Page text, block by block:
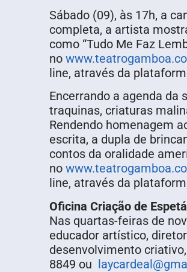
Sábado (09), às 17h, a
completa, a artista
como “Tudo Me Faz
no
line, através da
Encerrando a agenda da
traquinas, criaturas
Rendendo homenagem
escrita, a dupla de
contos da oralidade
no
line, através da
Oficina Criação de
Nas quartas-feiras de
educador artístico,
desenvolvimento
8849 ou